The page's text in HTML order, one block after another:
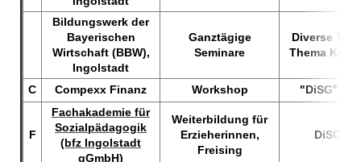
Bildungswerk der
Bayerischen
Wirtschaft (BBW),
Ingolstadt
Ganztägige
Seminare
Diverse
Thema
C Compexx Finanz Workshop "DiSG®
F
Fachakademie für
Sozialpädagogik
(bfz Ingolstadt
gGmbH)
Weiterbildung für
Erzieherinnen,
Freising
DiSG